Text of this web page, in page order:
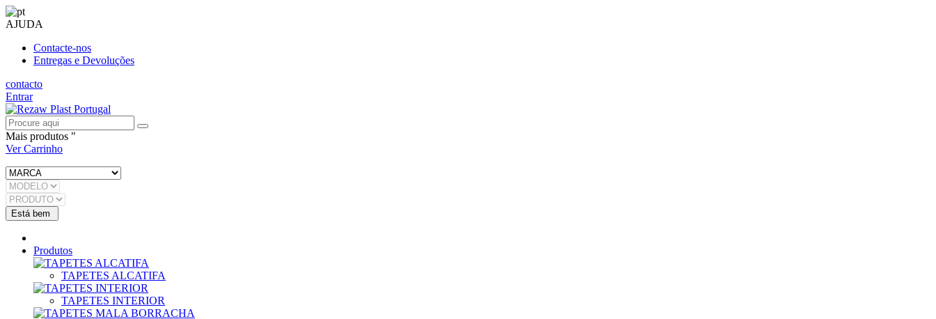
AJUDA
Contacte-nos
Entregas e Devoluções
contacto
Entrar
Mais produtos "
Ver Carrinho
Produtos
TAPETES ALCATIFA
TAPETES INTERIOR